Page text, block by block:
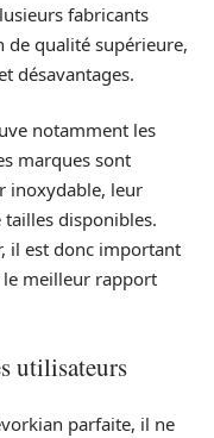
fabricants
de qualité supérieure,
désavantages.
notamment les
marques sont
inoxydable, leur
disponibles.
il est donc important
meilleur rapport
utilisateurs
parfaite, il ne